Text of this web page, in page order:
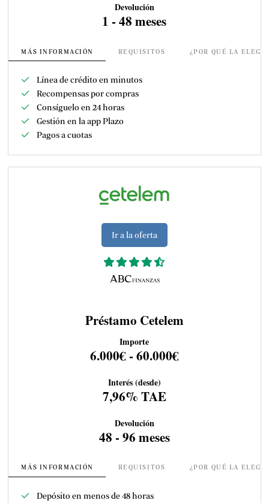
Devolución
1 - 48 meses
MÁS INFORMACIÓN REQUISITOS ¿POR QUÉ LA
Línea de crédito en minutos
Recompensas por compras
Consíguelo en 24 horas
Gestión en la app Plazo
Pagos a cuotas
Ir a la oferta
Préstamo Cetelem
Importe
6.000€ - 60.000€
Interés (desde)
7,96% TAE
Devolución
48 - 96 meses
MÁS INFORMACIÓN REQUISITOS ¿POR QUÉ LA
Depósito en menos de 48 horas